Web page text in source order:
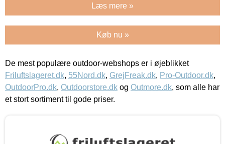
Læs mere »
Køb nu »
De mest populære outdoor-webshops er i øjeblikket
Friluftslageret.dk, 55Nord.dk, GrejFreak.dk, Pro-Outdoor.dk,
OutdoorPro.dk, Outdoorstore.dk og Outmore.dk, som alle har
et stort sortiment til gode priser.